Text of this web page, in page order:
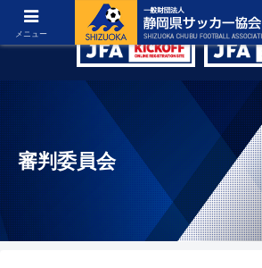
グラウンド紹介 リンク集
審判委員会
メニュー